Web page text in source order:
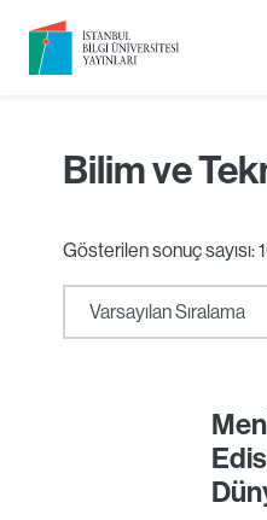
Bilim ve
Gösterilen sonuç sayısı: